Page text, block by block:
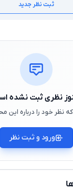
ثبت نظر جدید
نظری ثبت نشده
نظر خود را درباره
ورود و ثبت نظر